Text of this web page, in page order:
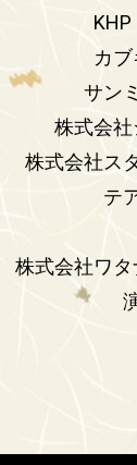
KHP
カ
サン
株式会社
株式会社ス
テ
株式会社ワ